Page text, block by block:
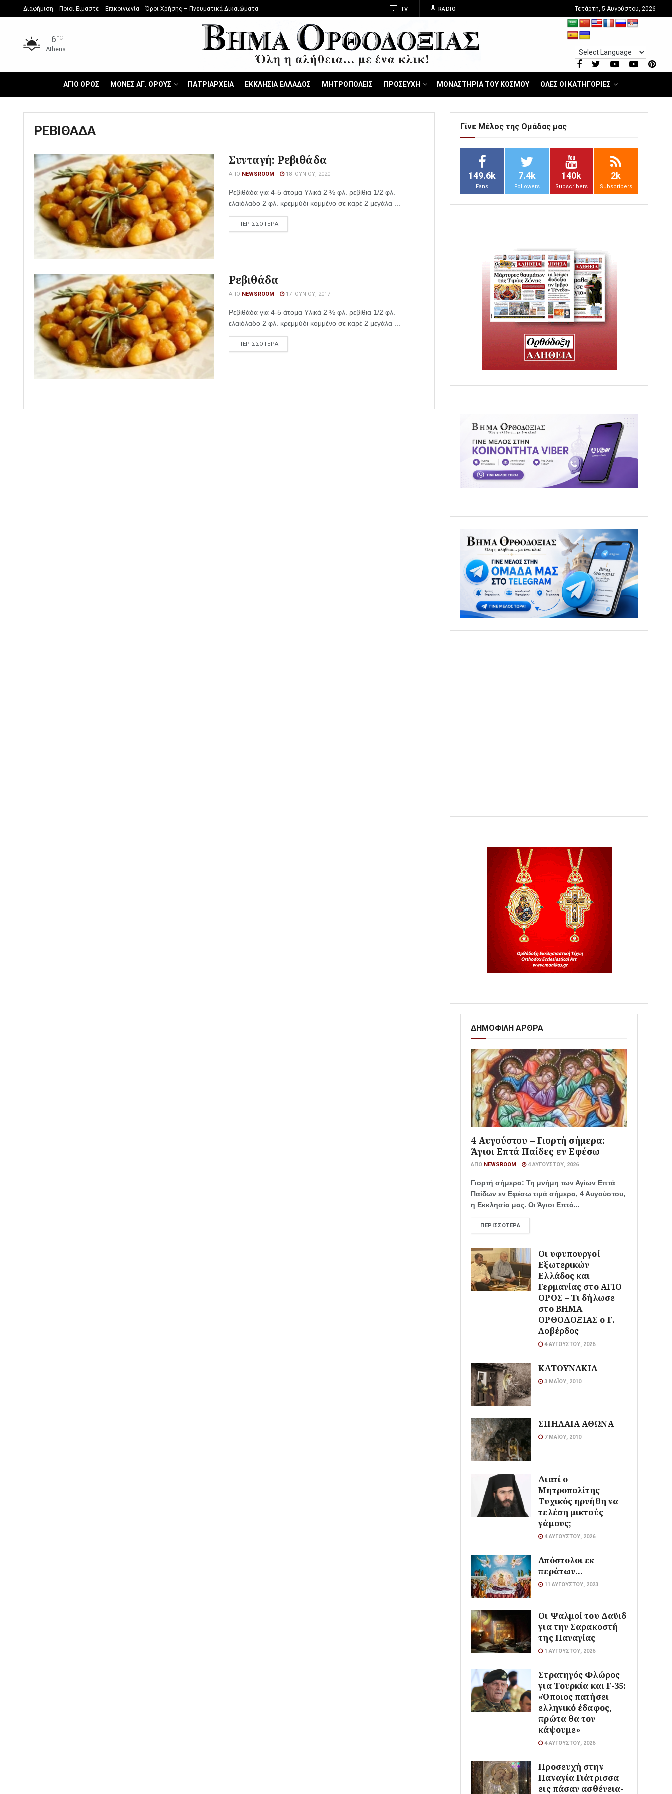
Διαφήμιση Ποιοι Είμαστε Επικοινωνία Όροι Χρήσης – Πνευματικά Δικαιώματα TV RADIO Τετάρτη, 5 Αυγούστου, 2026
6 °C
Athens
ΑΓΙΟ ΟΡΟΣ ΜΟΝΕΣ ΑΓ. ΟΡΟΥΣ ΠΑΤΡΙΑΡΧΕΙΑ ΕΚΚΛΗΣΙΑ ΕΛΛΑΔΟΣ ΜΗΤΡΟΠΟΛΕΙΣ ΠΡΟΣΕΥΧΗ ΜΟΝΑΣΤΗΡΙΑ ΤΟΥ ΚΟΣΜΟΥ ΟΛΕΣ ΟΙ ΚΑΤΗΓΟΡΙΕΣ
ΡΕΒΙΘΑΔΑ
Συνταγή: Ρεβιθάδα
ΑΠΌ NEWSROOM 18 ΙΟΥΝΊΟΥ, 2020
Ρεβιθάδα για 4-5 άτομα Υλικά 2 ½ φλ. ρεβίθια 1/2 φλ.
ελαιόλαδο 2 φλ. κρεμμύδι κομμένο σε καρέ 2 μεγάλα ...
ΠΕΡΙΣΣΟΤΕΡΑ
Ρεβιθάδα
ΑΠΌ NEWSROOM 17 ΙΟΥΝΊΟΥ, 2017
Ρεβιθάδα για 4-5 άτομα Υλικά 2 ½ φλ. ρεβίθια 1/2 φλ.
ελαιόλαδο 2 φλ. κρεμμύδι κομμένο σε καρέ 2 μεγάλα ...
ΠΕΡΙΣΣΟΤΕΡΑ
Γίνε Μέλος της Ομάδας μας
149.6k
Fans
7.4k
Followers
140k
Subscribers
2k
Subscribers
ΔΗΜΟΦΙΛΗ ΑΡΘΡΑ
4 Αυγούστου – Γιορτή σήμερα:
Άγιοι Επτά Παίδες εν Εφέσω
ΑΠΌ NEWSROOM 4 ΑΥΓΟΎΣΤΟΥ, 2026
Γιορτή σήμερα: Τη μνήμη των Αγίων Επτά
Παίδων εν Εφέσω τιμά σήμερα, 4 Αυγούστου,
η Εκκλησία μας. Οι Άγιοι Επτά...
ΠΕΡΙΣΣΌΤΕΡΑ
Οι υφυπουργοί
Εξωτερικών
Ελλάδος και
Γερμανίας στο ΑΓΙΟ
ΟΡΟΣ – Τι δήλωσε
στο ΒΗΜΑ
ΟΡΘΟΔΟΞΙΑΣ ο Γ.
Λοβέρδος
4 ΑΥΓΟΎΣΤΟΥ, 2026
ΚΑΤΟΥΝΑΚΙΑ
3 ΜΑΪ́ΟΥ, 2010
ΣΠΗΛΑΙΑ ΑΘΩΝΑ
7 ΜΑΪ́ΟΥ, 2010
Διατί ο
Μητροπολίτης
Τυχικός ηρνήθη να
τελέση μικτούς
γάμους;
4 ΑΥΓΟΎΣΤΟΥ, 2026
Απόστολοι εκ
περάτων…
11 ΑΥΓΟΎΣΤΟΥ, 2023
Οι Ψαλμοί του Δαϋιδ
για την Σαρακοστή
της Παναγίας
1 ΑΥΓΟΎΣΤΟΥ, 2026
Στρατηγός Φλώρος
για Τουρκία και F-35:
«Όποιος πατήσει
ελληνικό έδαφος,
πρώτα θα τον
κάψουμε»
4 ΑΥΓΟΎΣΤΟΥ, 2026
Προσευχή στην
Παναγία Γιάτρισσα
εις πάσαν ασθένεια-